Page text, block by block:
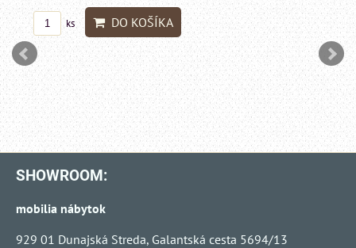
ks DO
SHOWROOM:
mobilia nábytok
929 01 Dunajská Streda, Galantská cesta 5694/13